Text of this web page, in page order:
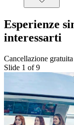
Esperienze
interessarti
Cancellazione gratuita
Slide 1 of 9